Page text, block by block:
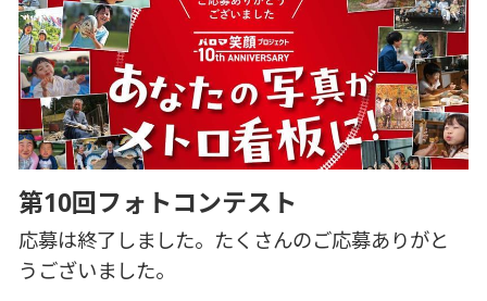
第10回フォトコンテスト
応募は終了しました。たくさんのご応募ありがと
うございました。